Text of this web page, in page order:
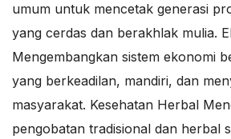
umum untuk mencetak generasi
yang cerdas dan berakhlak mulia.
Mengembangkan sistem ekonomi
yang berkeadilan, mandiri, dan
masyarakat. Kesehatan Herbal
pengobatan tradisional dan herbal